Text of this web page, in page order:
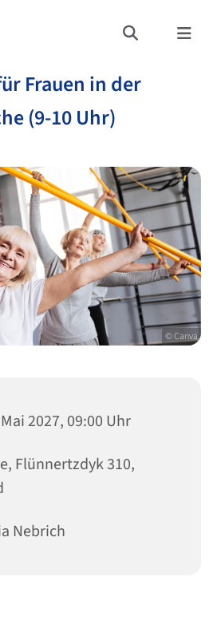
Frauen in der
(9-10 Uhr)
© Canva
2027, 09:00 Uhr
Flünnertzdyk 310,
Nebrich